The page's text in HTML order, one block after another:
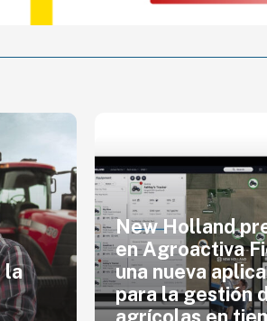
la
New Holland
en Agroactiva
una nueva
para la gestión